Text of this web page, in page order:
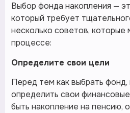
Выбор фонда накопления —
который требует
несколько советов, которые
процессе:
Определите свои цели
Перед тем как выбрать
определить свои
быть накопление на пенсию,